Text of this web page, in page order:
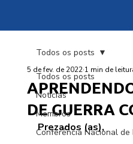
Todos os posts
Notícias
Membros
Conferência Nacional de
Todos os posts
DE GUERRA
5 de fev. de 2022 1 min de
Prezados (as),